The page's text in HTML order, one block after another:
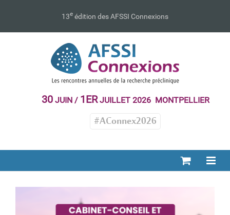
13e édition des AFSSI Connexions
30JUIN / 1ERJUILLET 2026 MONTPELLIER
#AConnex2026